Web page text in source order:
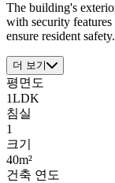
The building's
with security
ensure resident safety.
더 보기
평면도
1LDK
침실
1
크기
40m²
건축 연도